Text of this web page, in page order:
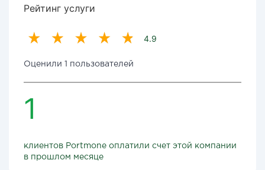
Рейтинг услуги
4.9
Оценили 1 пользователей
1
клиентов Portmone оплатили счет этой компании
в прошлом месяце